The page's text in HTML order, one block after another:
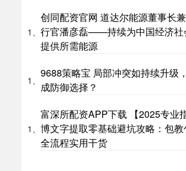
1、
创同配资官网 道达尔能源董事长
行官潘彦磊——持续为中国经济社
提供所需能源
1、
9688策略宝 局部冲突如持续升级
成防御选择？
1、
富深所配资APP下载 【2025专业
博文字提取零基础避坑攻略：包教
全流程实用干货